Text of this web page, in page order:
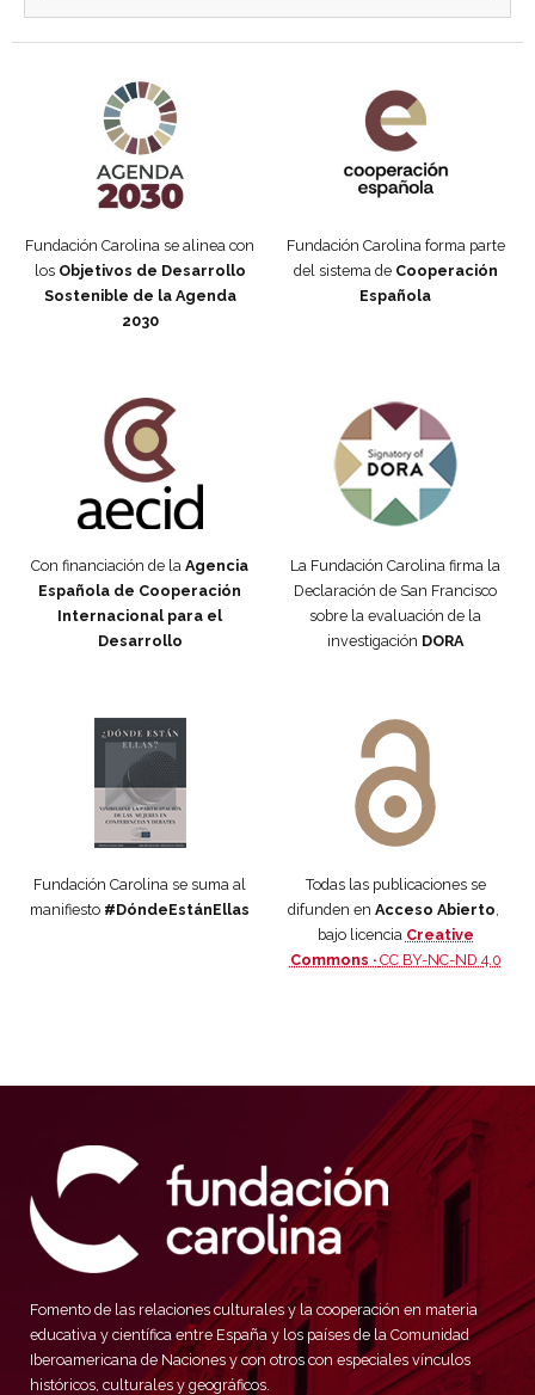
Fundación Carolina se alinea con
los Objetivos de Desarrollo
Sostenible de la Agenda
2030
Fundación Carolina forma parte
del sistema de Cooperación
Española
Con financiación de la Agencia
Española de Cooperación
Internacional para el
Desarrollo
La Fundación Carolina firma la
Declaración de San Francisco
sobre la evaluación de la
investigación DORA
Fundación Carolina se suma al
manifiesto #DóndeEstánEllas
Todas las publicaciones se
difunden en Acceso Abierto,
bajo licencia Creative
Commons · CC BY-NC-ND 4.0
Fomento de las relaciones culturales y la cooperación en materia
educativa y científica entre España y los países de la Comunidad
Iberoamericana de Naciones y con otros con especiales vínculos
históricos, culturales y geográficos.